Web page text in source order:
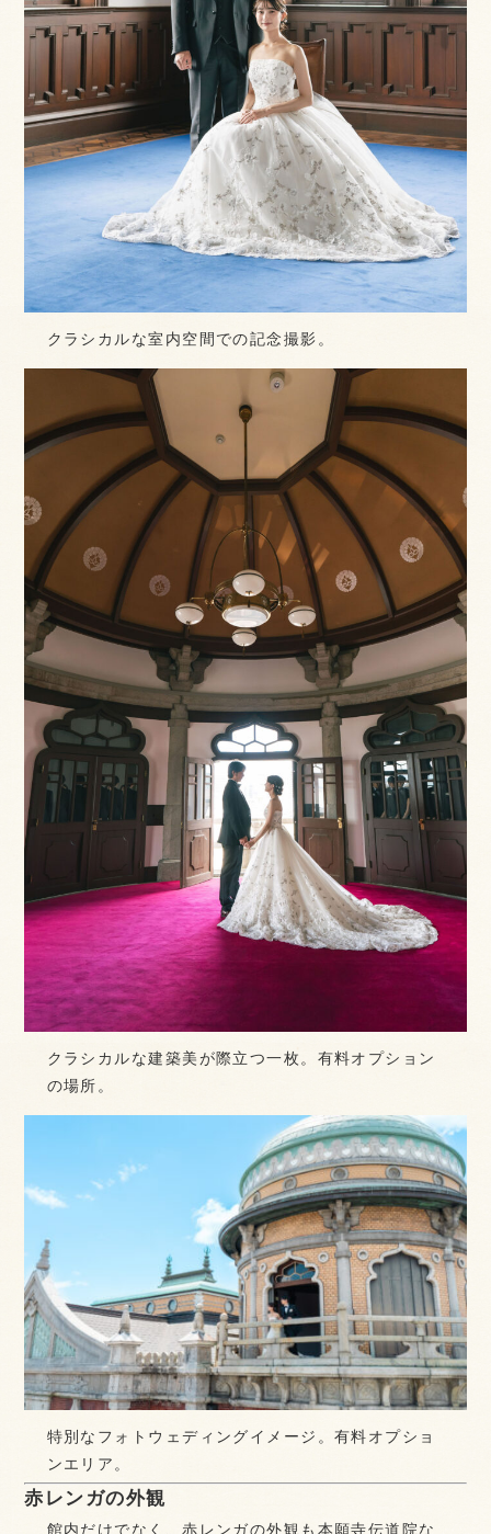
クラシカルな室内空間での記念撮影。
クラシカルな建築美が際立つ一枚。有料オプション
の場所。
特別なフォトウェディングイメージ。有料オプショ
ンエリア。
赤レンガの外観
館内だけでなく、赤レンガの外観も本願寺伝道院な